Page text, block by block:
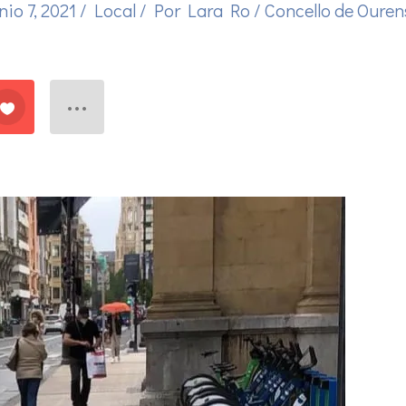
7, 2021 / Local / Por Lara Ro /Concello de